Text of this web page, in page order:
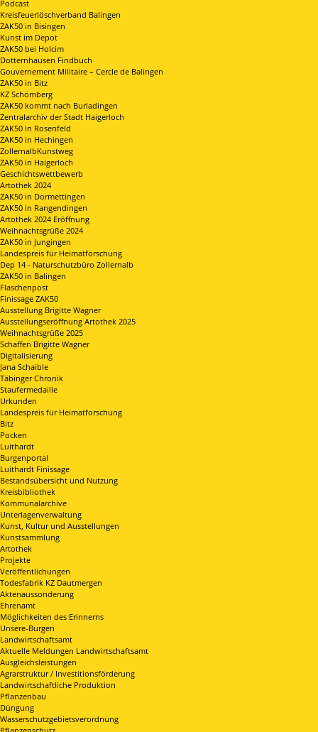
Podcast
Kreisfeuerlöschverband Balingen
ZAK50 in Bisingen
Kunst im Depot
ZAK50 bei Holcim
Dotternhausen Findbuch
Gouvernement Militaire – Cercle de Balingen
ZAK50 in Bitz
KZ Schömberg
ZAK50 kommt nach Burladingen
Zentralarchiv der Stadt Haigerloch
ZAK50 in Rosenfeld
ZAK50 in Hechingen
ZollernalbKunstweg
ZAK50 in Haigerloch
Geschichtswettbewerb
Artothek 2024
ZAK50 in Dormettingen
ZAK50 in Rangendingen
Artothek 2024 Eröffnung
Weihnachtsgrüße 2024
ZAK50 in Jungingen
Landespreis für Heimatforschung
Dep 14 - Naturschutzbüro Zollernalb
ZAK50 in Balingen
Flaschenpost
Finissage ZAK50
Ausstellung Brigitte Wagner
Ausstellungseröffnung Artothek 2025
Weihnachtsgrüße 2025
Schaffen Brigitte Wagner
Digitalisierung
Jana Schaible
Täbinger Chronik
Staufermedaille
Urkunden
Landespreis für Heimatforschung
Bitz
Pocken
Luithardt
Burgenportal
Luithardt Finissage
Bestandsübersicht und Nutzung
Kreisbibliothek
Kommunalarchive
Unterlagenverwaltung
Kunst, Kultur und Ausstellungen
Kunstsammlung
Artothek
Projekte
Veröffentlichungen
Todesfabrik KZ Dautmergen
Aktenaussonderung
Ehrenamt
Möglichkeiten des Erinnerns
Unsere-Burgen
Landwirtschaftsamt
Aktuelle Meldungen Landwirtschaftsamt
Ausgleichsleistungen
Agrarstruktur / Investitionsförderung
Landwirtschaftliche Produktion
Pflanzenbau
Düngung
Wasserschutzgebietsverordnung